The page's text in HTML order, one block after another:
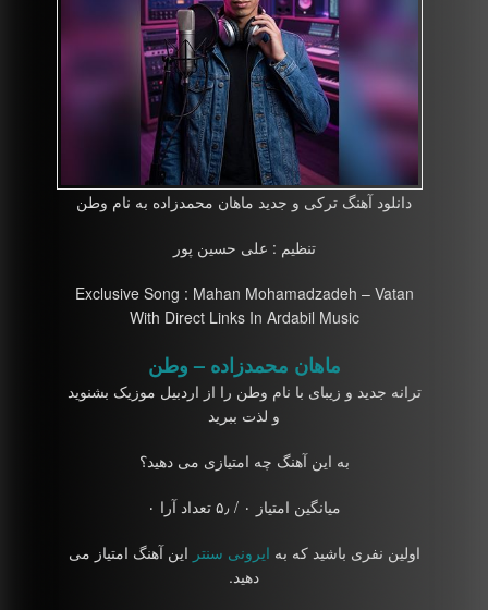
دانلود آهنگ ترکی و جدید ماهان محمدزاده به نام وطن
تنظیم : علی حسین پور
Exclusive Song : Mahan Mohamadzadeh – Vatan
With Direct Links In Ardabil Music
ماهان محمدزاده – وطن
ترانه جدید و زیبای با نام وطن را از اردبیل موزیک بشنوید
و لذت ببرید
به این آهنگ چه امتیازی می دهید؟
میانگین امتیاز ۰ / ۵٫ تعداد آرا ۰
اولین نفری باشید که به ایرونی سنتر این آهنگ امتیاز می
دهید.